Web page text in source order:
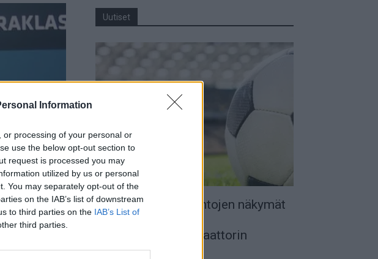
Information
processing of your personal or
use the below opt-out section to
request is processed you may
utilized by us or personal
You may separately opt-out of the
on the IAB’s list of downstream
to third parties on the IAB’s List of
third parties.
Uutiset
Suomen MM-karsintojen näkymät
– todellinen
jalkapallokommentaattorin
analyysi